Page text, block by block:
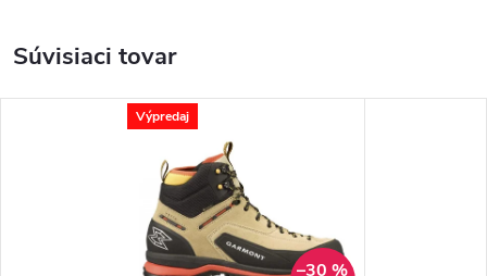
Súvisiaci tovar
Výpredaj
–30 %